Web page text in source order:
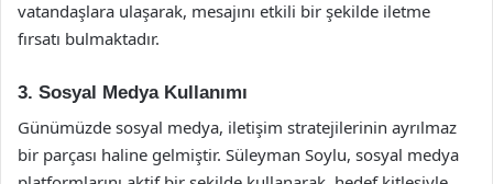
vatandaşlara ulaşarak, mesajını etkili bir şekilde iletme
fırsatı bulmaktadır.
3. Sosyal Medya Kullanımı
Günümüzde sosyal medya, iletişim stratejilerinin ayrılmaz
bir parçası haline gelmiştir. Süleyman Soylu, sosyal medya